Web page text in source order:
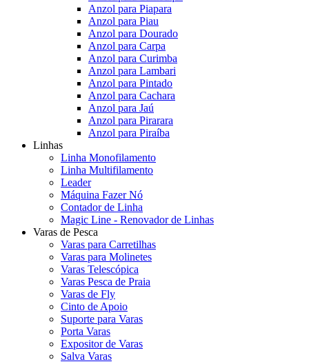
Anzol para Piapara
Anzol para Piau
Anzol para Dourado
Anzol para Carpa
Anzol para Curimba
Anzol para Lambari
Anzol para Pintado
Anzol para Cachara
Anzol para Jaú
Anzol para Pirarara
Anzol para Piraíba
Linhas
Linha Monofilamento
Linha Multifilamento
Leader
Máquina Fazer Nó
Contador de Linha
Magic Line - Renovador de Linhas
Varas de Pesca
Varas para Carretilhas
Varas para Molinetes
Varas Telescópica
Varas Pesca de Praia
Varas de Fly
Cinto de Apoio
Suporte para Varas
Porta Varas
Expositor de Varas
Salva Varas